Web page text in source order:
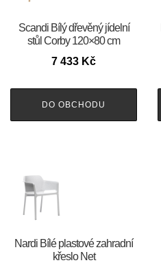
Scandi Bílý dřevěný jídelní
stůl Corby 120×80 cm
7 433 Kč
DO OBCHODU
Nardi Bílé plastové zahradní
křeslo Net